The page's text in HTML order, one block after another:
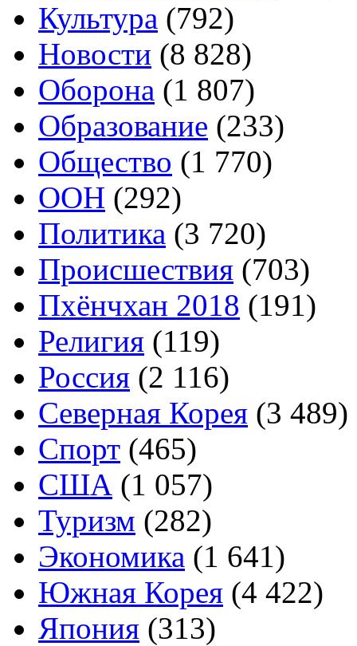
Культура (792)
Новости (8 828)
Оборона (1 807)
Образование (233)
Общество (1 770)
ООН (292)
Политика (3 720)
Происшествия (703)
Пхёнчхан 2018 (191)
Религия (119)
Россия (2 116)
Северная Корея (3 489)
Спорт (465)
США (1 057)
Туризм (282)
Экономика (1 641)
Южная Корея (4 422)
Япония (313)